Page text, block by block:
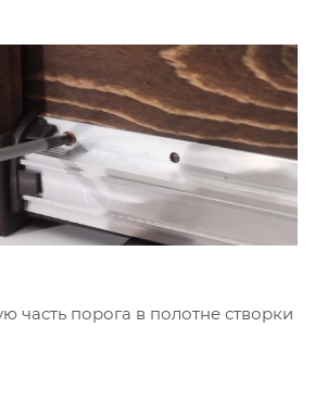
часть порога в полотне створки